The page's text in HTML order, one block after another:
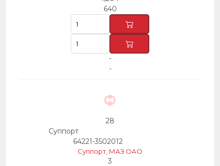
640
-
-
28
Суппорт
64221-3502012
Суппорт, МАЗ ОАО
3